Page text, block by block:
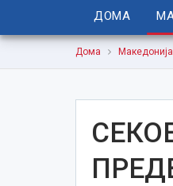
ДОМА
Дома Македонија